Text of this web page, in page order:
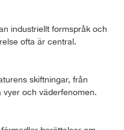
industriellt formspråk och
ofta är central.
skiftningar, från
vyer och väderfenomen.